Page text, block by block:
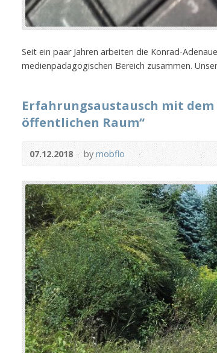
Seit ein paar Jahren arbeiten die Konrad-
medienpädagogischen Bereich zusammen.
Erfahrungsaustausch mit
öffentlichen Raum“
07.12.2018 by mobflo